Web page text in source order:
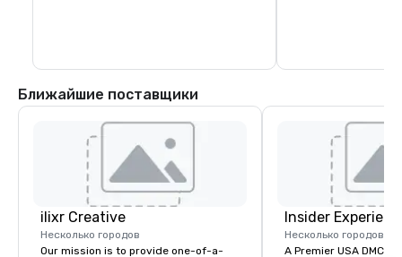
Ближайшие поставщики
ilixr Creative
Несколько городов
Our mission is to provide one-of-a-
Insider
Несколько городов
A Premier USA DMC Partner